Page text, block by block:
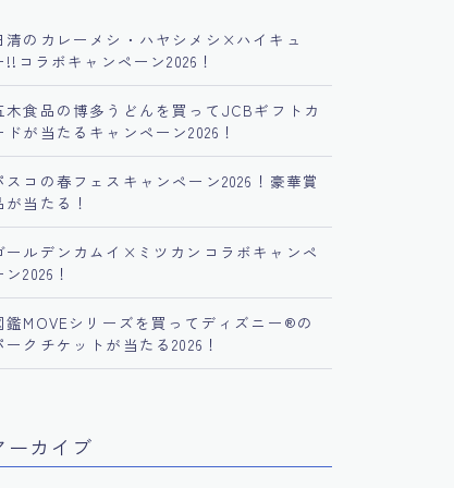
清のカレーメシ・ハヤシメシ×ハイキュ
!!コラボキャンペーン2026！
木食品の博多うどんを買ってJCBギフトカ
ドが当たるキャンペーン2026！
スコの春フェスキャンペーン2026！豪華賞
が当たる！
ールデンカムイ×ミツカンコラボキャンペ
ン2026！
鑑MOVEシリーズを買ってディズニー®︎の
ークチケットが当たる2026！
ーカイブ